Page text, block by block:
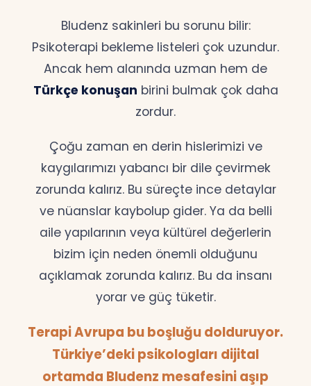
Bludenz sakinleri bu sorunu bilir:
Psikoterapi bekleme listeleri çok uzundur.
Ancak hem alanında uzman hem de
Türkçe konuşan birini bulmak çok daha
zordur.
Çoğu zaman en derin hislerimizi ve
kaygılarımızı yabancı bir dile çevirmek
zorunda kalırız. Bu süreçte ince detaylar
ve nüanslar kaybolup gider. Ya da belli
aile yapılarının veya kültürel değerlerin
bizim için neden önemli olduğunu
açıklamak zorunda kalırız. Bu da insanı
yorar ve güç tüketir.
Terapi Avrupa bu boşluğu dolduruyor.
Türkiye’deki psikologları dijital
ortamda Bludenz mesafesini aşıp